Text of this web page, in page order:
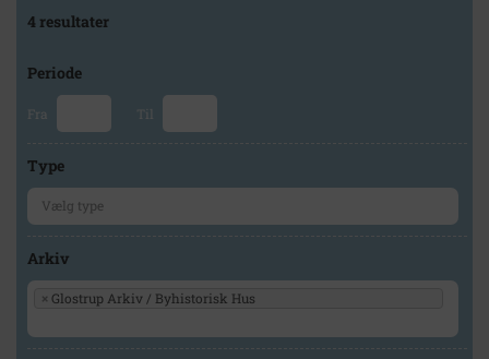
4 resultater
Periode
Fra Til
Type
Arkiv
× Glostrup Arkiv / Byhistorisk Hus